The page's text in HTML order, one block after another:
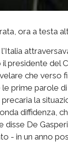
ora a testa
presidente del
che verso
prime parole
la
diffidenza,
De
- in un anno